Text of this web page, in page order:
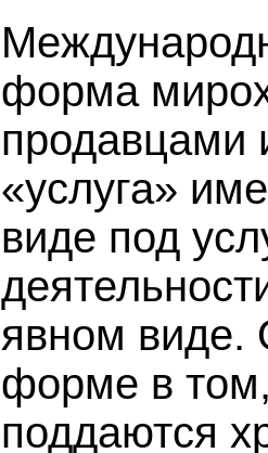
форма
продавцами
«услуга»
виде под
явном виде.
форме в
поддаются